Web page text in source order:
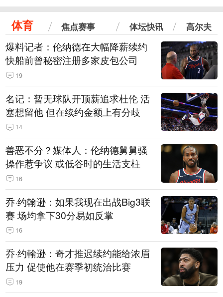
体育 焦点赛事 体坛快讯 高尔夫
爆料记者：伦纳德在大幅降薪续约
快船前曾秘密注册多家皮包公司
19
名记：暂无球队开顶薪追求杜伦 活
塞想留他 但在续约金额上有分歧
14
善恶不分？媒体人：伦纳德舅舅骚
操作惹争议 或低谷时的生活支柱
16
乔·约翰逊：如果我现在出战Big3联
赛 场均拿下30分易如反掌
16
乔·约翰逊：奇才推迟续约能给浓眉
压力 促使他在赛季初统治比赛
19